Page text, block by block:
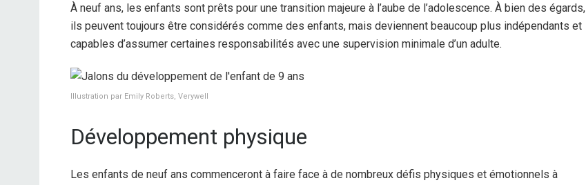
À neuf ans, les enfants sont prêts pour une transition majeure à l’aube de l’adolescence. À bien des égards,
ils peuvent toujours être considérés comme des enfants, mais deviennent beaucoup plus indépendants et
capables d’assumer certaines responsabilités avec une supervision minimale d’un adulte.
Illustration par Emily Roberts, Verywell
Développement physique
Les enfants de neuf ans commenceront à faire face à de nombreux défis physiques et émotionnels à